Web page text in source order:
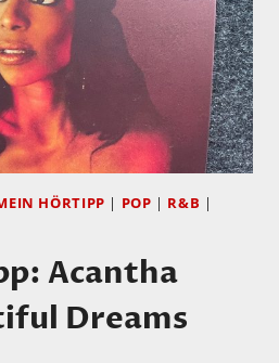
HÖRTIPP | POP | R&B |
Acantha
Dreams